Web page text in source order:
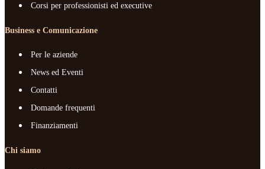
Corsi per professionisti ed executive
Business e Comunicazione
Per le aziende
News ed Eventi
Contatti
Domande frequenti
Finanziamenti
Chi siamo